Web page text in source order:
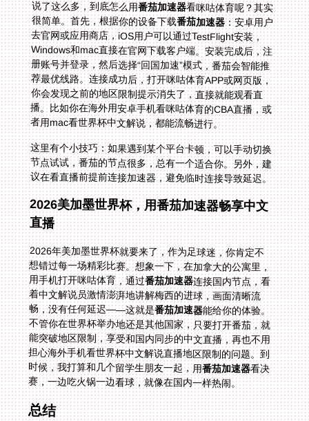
说了这么多，到底怎么用番茄加速器看咪咕体育呢？其实
很简单。首先，根据你的设备下载番茄加速器：安卓用户
去官网或应用商店，iOS用户可以通过TestFlight安装，
Windows和mac直接在官网下载客户端。安装完成后，注
册账号并登录，然后选择“回国加速”模式，番茄会智能推
荐最优线路。连接成功后，打开咪咕体育APP或网页版，
你会发现之前的地区限制提示消失了，直接就能观看直
播。比如你在海外用安卓手机看咪咕体育的CBA直播，或
者用mac看世界杯中文解说，都能流畅进行。
这里有个小技巧：如果遇到某个平台卡顿，可以手动切换
节点试试，番茄的节点很多，总有一个适合你。另外，建
议在看直播前提前连接加速器，避免临时连接导致延迟。
2026美加墨世界杯，用番茄加速器畅享中文
直播
2026年美加墨世界杯就要来了，作为足球迷，你肯定不
想错过每一场精彩比赛。想象一下，在加拿大的公寓里，
用手机打开咪咕体育，通过番茄加速器连接国内节点，看
着中文解说员激情澎湃地讲解梅西的进球，画面清晰流
畅，没有任何延迟——这就是番茄加速器能给你的体验。
不管你在世界杯举办地还是其他国家，只要打开番茄，就
能突破地区限制，享受和国内同步的中文直播，再也不用
担心海外手机看世界杯中文解说直播地区限制的问题。到
时候，我打算和几个留学生朋友一起，用番茄加速器看决
赛，一边吃火锅一边看球，就像在国内一样热闹。
总结